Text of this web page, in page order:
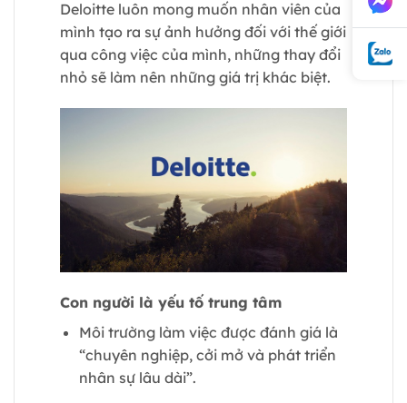
Deloitte luôn mong muốn nhân viên của
mình tạo ra sự ảnh hưởng đối với thế giới
qua công việc của mình, những thay đổi
nhỏ sẽ làm nên những giá trị khác biệt.
Con người là yếu tố trung tâm
Môi trường làm việc được đánh giá là
“chuyên nghiệp, cởi mở và phát triển
nhân sự lâu dài”.